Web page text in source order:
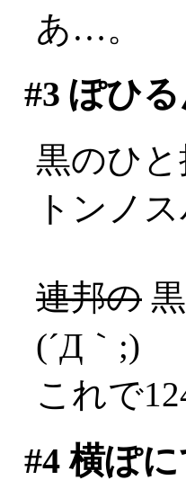
あ…。
#3 ぽひ
黒のひ
トンノ
連邦の
(´Д｀;)
これで
#4横ぽに